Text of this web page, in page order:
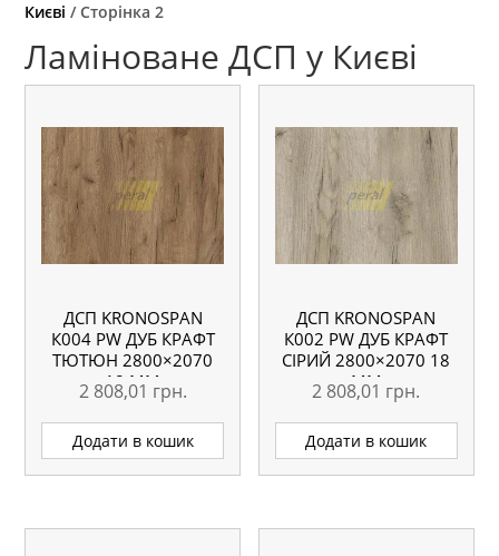
Києві / Сторінка 2
Ламіноване ДСП у Києві
ДСП KRONOSPAN
К004 PW ДУБ КРАФТ
ТЮТЮН 2800×2070
18 ММ
2 808,01 грн.
Додати в кошик
ДСП KRONOSPAN
К002 PW ДУБ КРАФТ
СІРИЙ 2800×2070 18
ММ
2 808,01 грн.
Додати в кошик